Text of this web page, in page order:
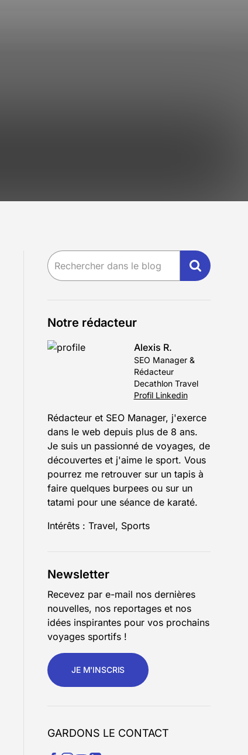
Notre rédacteur
Alexis R.
SEO Manager &
Rédacteur
Decathlon Travel
Profil Linkedin
Rédacteur et SEO Manager, j'exerce
dans le web depuis plus de 8 ans.
Je suis un passionné de voyages, de
découvertes et j'aime le sport. Vous
pourrez me retrouver sur un tapis à
faire quelques burpees ou sur un
tatami pour une séance de karaté.
Intérêts : Travel, Sports
Newsletter
Recevez par e-mail nos dernières
nouvelles, nos reportages et nos
idées inspirantes pour vos prochains
voyages sportifs !
JE M'INSCRIS
GARDONS LE CONTACT